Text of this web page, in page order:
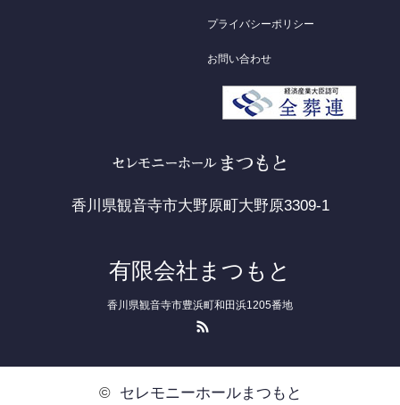
プライバシーポリシー
お問い合わせ
香川県観音寺市大野原町大野原3309-1
有限会社まつもと
香川県観音寺市豊浜町和田浜1205番地
© セレモニーホールまつもと